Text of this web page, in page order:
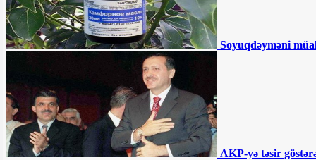
190 manatın ortaya çıxardığı həqiqətlər -
TƏHLİL
Akif Çovdarov nə edəcək? -
“Gürcüstana gedəcək və...”
Ağdamda 15 il əvvəl tikilən məktəb
çökür - “İnvestisiya planına salınıb,
amma...”
Əhmədzadənin texnikaları Gəncədə
yolları qazıb kimləri varlandırır? -
İDDİA
"Təmiz Şəhər" ASC 2 ildir ki, maliyyə
hesabatı vermir
Soyuqdəyməni
AKP-yə təsir